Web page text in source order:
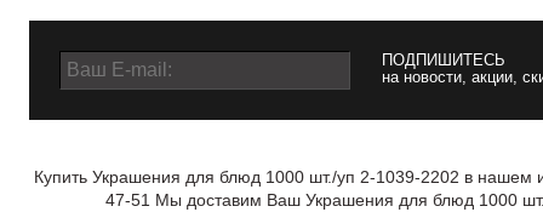
ПОДПИШИТЕСЬ
на новости, акции,
Купить Украшения для блюд 1000 шт./уп 2-1039-2202 в нашем
47-51 Мы доставим Ваш Украшения для блюд 1000